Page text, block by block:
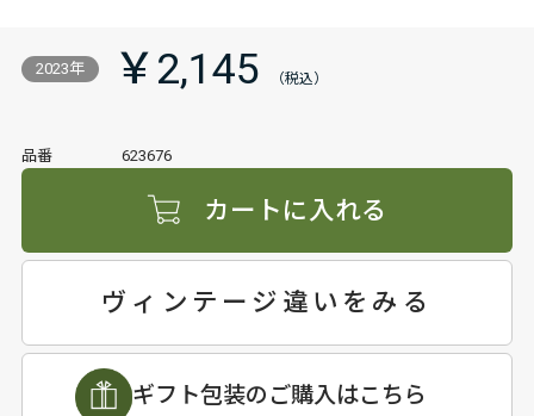
2023年 ￥2,145
品番 623676
カートに入れる
ヴィンテージ違いをみる
ギフト包装のご購入はこちら